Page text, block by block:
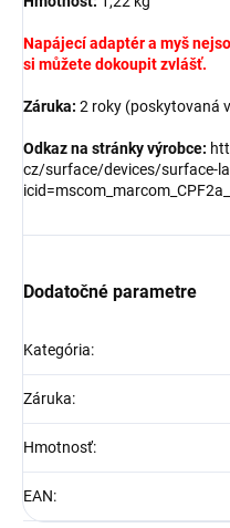
Napájecí adaptér a myš
si můžete dokoupit zvlášť.
Záruka: 2 roky (poskytovaná
Odkaz na stránky výrobce:
cz/surface/devices/surface-
Dodatočné parametre
Kategória:
Záruka:
Hmotnosť:
EAN: